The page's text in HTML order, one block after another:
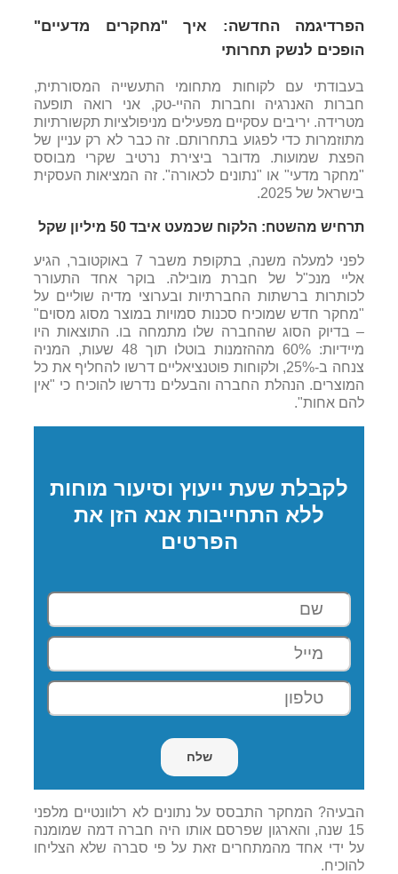
הפרדיגמה החדשה: איך "מחקרים מדעיים"
הופכים לנשק תחרותי
בעבודתי עם לקוחות מתחומי התעשייה המסורתית,
חברות האנרגיה וחברות ההיי-טק, אני רואה תופעה
מטרידה. יריבים עסקיים מפעילים מניפולציות תקשורתיות
מתוזמרות כדי לפגוע בתחרותם. זה כבר לא רק עניין של
הפצת שמועות. מדובר ביצירת נרטיב שקרי מבוסס
"מחקר מדעי" או "נתונים לכאורה". זה המציאות העסקית
בישראל של 2025.
תרחיש מהשטח: הלקוח שכמעט איבד 50 מיליון שקל
לפני למעלה משנה, בתקופת משבר 7 באוקטובר, הגיע
אליי מנכ"ל של חברת מובילה. בוקר אחד התעורר
לכותרות ברשתות החברתיות ובערוצי מדיה שוליים על
"מחקר חדש שמוכיח סכנות סמויות במוצר מסוג מסוים"
– בדיוק הסוג שהחברה שלו מתמחה בו. התוצאות היו
מיידיות: 60% מההזמנות בוטלו תוך 48 שעות, המניה
צנחה ב-25%, ולקוחות פוטנציאליים דרשו להחליף את כל
המוצרים. הנהלת החברה והבעלים נדרשו להוכיח כי "אין
להם אחות".
לקבלת שעת ייעוץ וסיעור מוחות
ללא התחייבות אנא הזן את
הפרטים
הבעיה? המחקר התבסס על נתונים לא רלוונטיים מלפני
15 שנה, והארגון שפרסם אותו היה חברה דמה שמומנה
על ידי אחד מהמתחרים זאת על פי סברה שלא הצליחו
להוכיח.